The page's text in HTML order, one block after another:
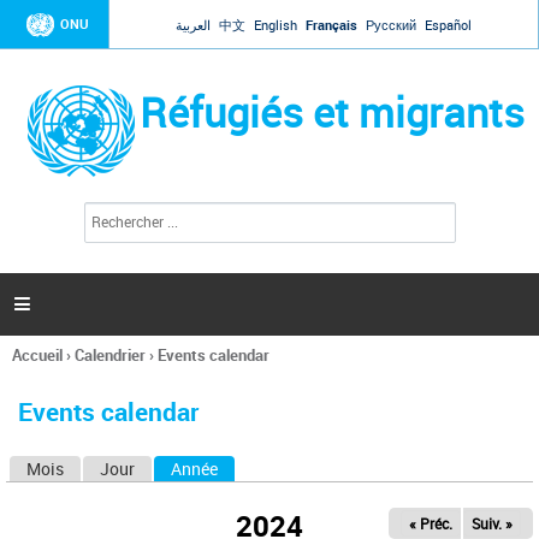
Jump to navigation
ONU العربية 中文 English Français Русский Español
Réfugiés et migrants
l
c
h
e

Vous
ici
Accueil›Calendrier› Events calendar
Events calendar
Mois Jour Année
2024 « Préc. Suiv. »